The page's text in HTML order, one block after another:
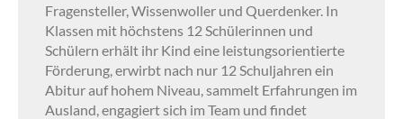
Fragensteller, Wissenwoller und Querdenker. In
Klassen mit höchstens 12 Schülerinnen und
Schülern erhält ihr Kind eine leistungsorientierte
Förderung, erwirbt nach nur 12 Schuljahren ein
Abitur auf hohem Niveau, sammelt Erfahrungen im
Ausland, engagiert sich im Team und findet